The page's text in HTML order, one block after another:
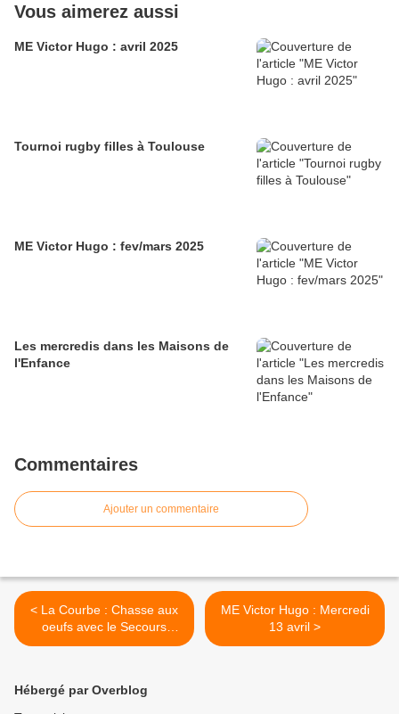
Vous aimerez aussi
ME Victor Hugo : avril 2025
Tournoi rugby filles à Toulouse
ME Victor Hugo : fev/mars 2025
Les mercredis dans les Maisons de
l'Enfance
Commentaires
Ajouter un commentaire
< La Courbe : Chasse aux
oeufs avec le Secours
Populaire
ME Victor Hugo : Mercredi
13 avril >
Hébergé par Overblog